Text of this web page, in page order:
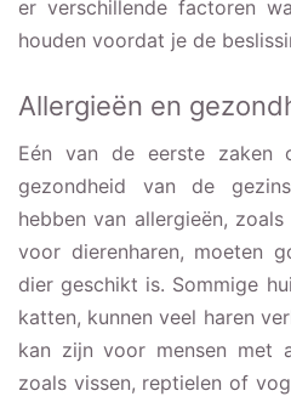
er verschillende factoren
houden voordat je de
Allergieën en
Eén van de eerste zaken
gezondheid van de
hebben van allergieën,
voor dierenharen, moeten
dier geschikt is. Sommige
katten, kunnen veel haren
kan zijn voor mensen met
zoals vissen, reptielen of